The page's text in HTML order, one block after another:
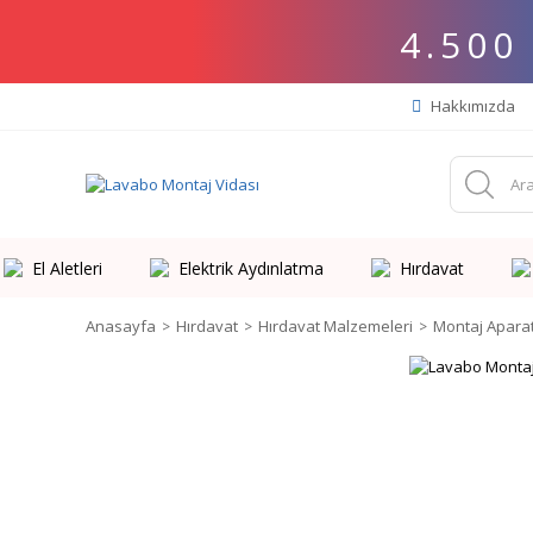
4.500
Hakkımızda
El Aletleri Elektrik Aydınlatma Hırdavat
Anasayfa Hırdavat Hırdavat Malzemeleri Montaj